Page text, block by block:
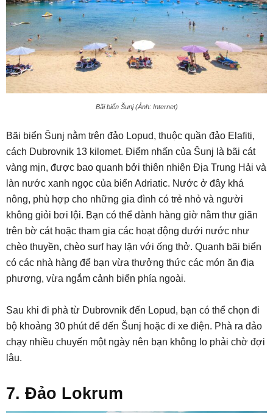
Bãi biển Šunj (Ảnh: Internet)
Bãi biển Šunj nằm trên đảo Lopud, thuộc quần đảo Elafiti,
cách Dubrovnik 13 kilomet. Điểm nhấn của Šunj là bãi cát
vàng mịn, được bao quanh bởi thiên nhiên Địa Trung Hải và
làn nước xanh ngọc của biển Adriatic. Nước ở đây khá
nông, phù hợp cho những gia đình có trẻ nhỏ và người
không giỏi bơi lội. Bạn có thể dành hàng giờ nằm thư giãn
trên bờ cát hoặc tham gia các hoạt động dưới nước như
chèo thuyền, chèo surf hay lặn với ống thở. Quanh bãi biển
có các nhà hàng để bạn vừa thưởng thức các món ăn địa
phương, vừa ngắm cảnh biển phía ngoài.
Sau khi đi phà từ Dubrovnik đến Lopud, bạn có thể chọn đi
bộ khoảng 30 phút để đến Šunj hoặc đi xe điện. Phà ra đảo
chạy nhiều chuyến một ngày nên bạn không lo phải chờ đợi
lâu.
7. Đảo Lokrum